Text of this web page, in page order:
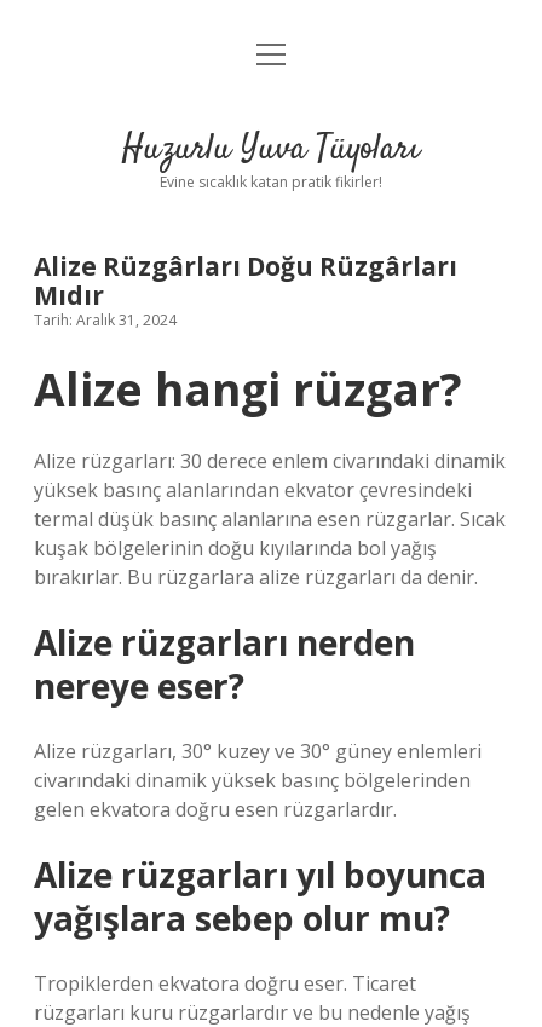
Anasayfa
Yasal Uyarı
menüyü
Huzurlu Yuva Tüyoları
Evine sıcaklık katan pratik fikirler!
Alize Rüzgârları Doğu Rüzgârları
Mıdır
Tarih: Aralık 31, 2024
Alize hangi rüzgar?
Alize rüzgarları: 30 derece enlem civarındaki dinamik
yüksek basınç alanlarından ekvator çevresindeki
termal düşük basınç alanlarına esen rüzgarlar. Sıcak
kuşak bölgelerinin doğu kıyılarında bol yağış
bırakırlar. Bu rüzgarlara alize rüzgarları da denir.
Alize rüzgarları nerden
nereye eser?
Alize rüzgarları, 30° kuzey ve 30° güney enlemleri
civarındaki dinamik yüksek basınç bölgelerinden
gelen ekvatora doğru esen rüzgarlardır.
Alize rüzgarları yıl boyunca
yağışlara sebep olur mu?
Tropiklerden ekvatora doğru eser. Ticaret
rüzgarları kuru rüzgarlardır ve bu nedenle yağış